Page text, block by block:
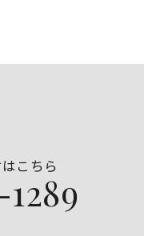
こちら